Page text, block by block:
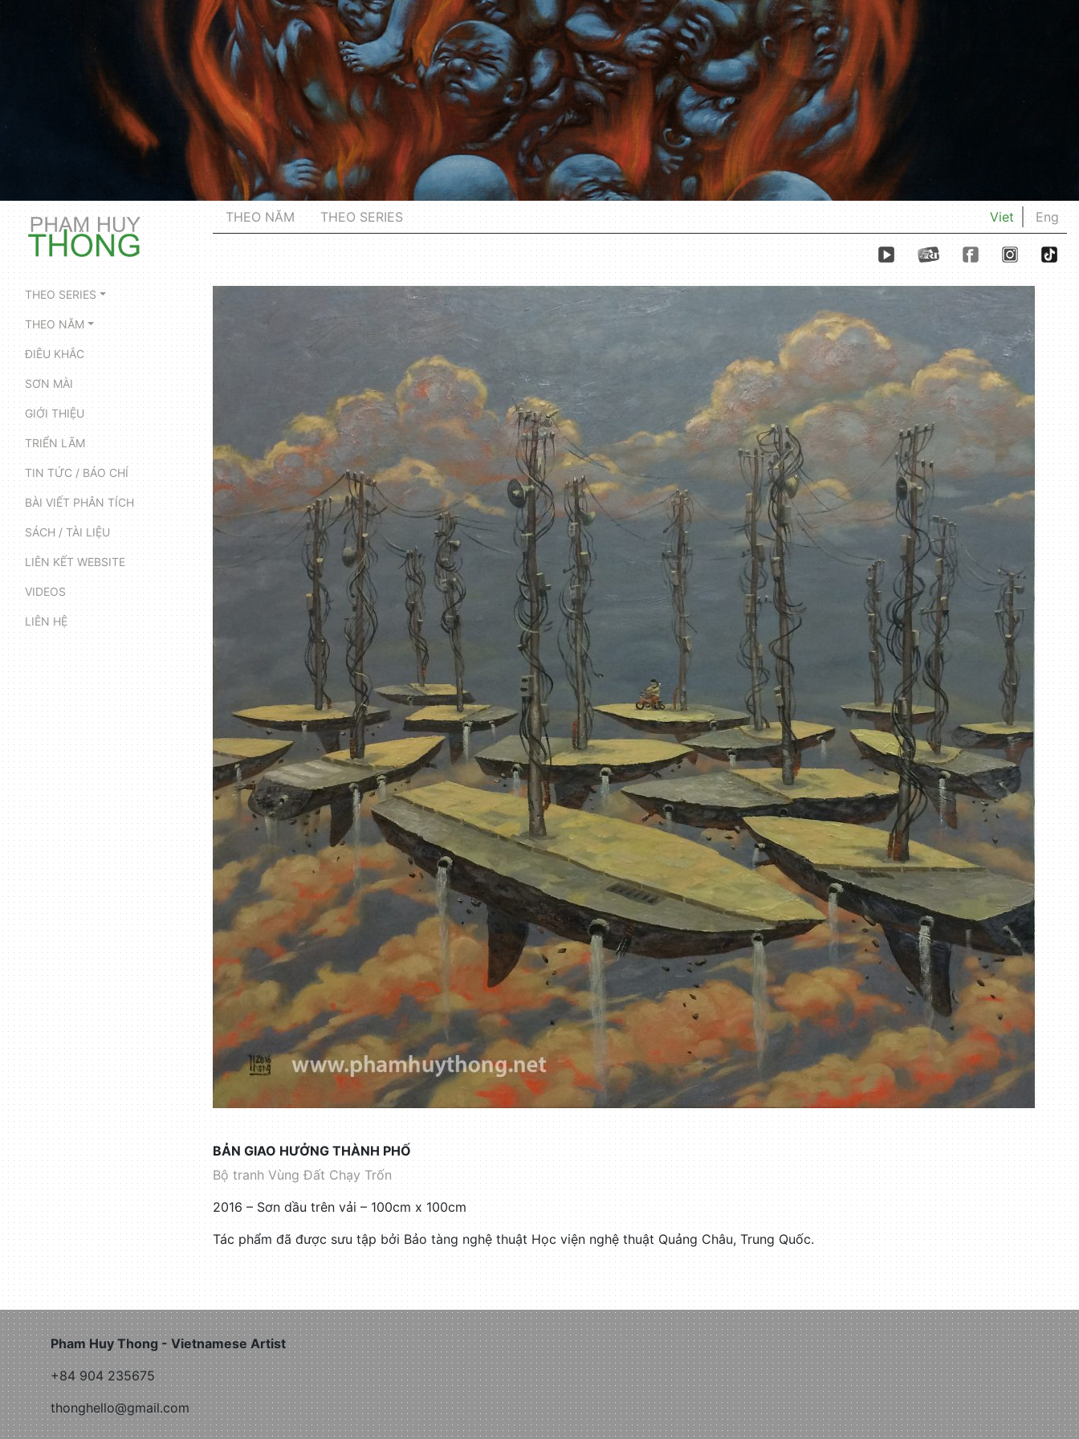
THEO NĂM THEO SERIES Viet Eng
THEO SERIES
THEO NĂM
ĐIÊU KHẮC
SƠN MÀI
GIỚI THIỆU
TRIỂN LÃM
TIN TỨC / BÁO CHÍ
BÀI VIẾT PHÂN TÍCH
SÁCH / TÀI LIỆU
LIÊN KẾT WEBSITE
VIDEOS
LIÊN HỆ
BẢN GIAO HƯỞNG THÀNH PHỐ
Bộ tranh Vùng Đất Chạy Trốn
2016 – Sơn dầu trên vải – 100cm x 100cm
Tác phẩm đã được sưu tập bởi Bảo tàng nghệ thuật Học viện nghệ thuật Quảng Châu, Trung Quốc.
Pham Huy Thong - Vietnamese Artist
+84 904 235675
thonghello@gmail.com